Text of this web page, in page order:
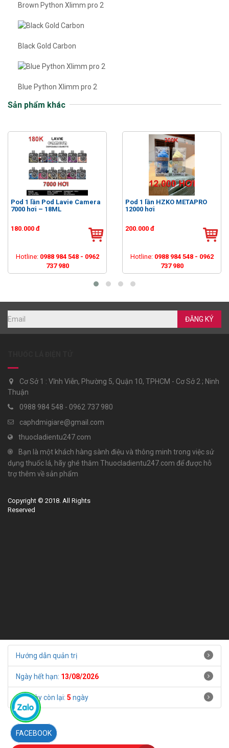
Brown Python Xlimm pro 2
Black Gold Carbon
Blue Python Xlimm pro 2
Sản phẩm khác
Pod 1 lần Pod Lavie Camera
7000 hơi – 18ML
180.000 đ
Hotline: 0988 984 548 - 0962
737 980
Pod 1 lần HZKO METAPRO
12000 hơi
200.000 đ
Hotline: 0988 984 548 - 0962
737 980
ĐĂNG KÝ
Cơ Sở 1 : Vĩnh Viễn, Phường 5, Quận 10, TPHCM - Cơ Sở 2 ; Ninh
Thuận
0988 984 548 - 0962 737 980
caphdmigiare@gmail.com
thuocladientu247.com
Bạn là một khách hàng sành điệu và thông minh trong việc sử
dụng thuốc lá, hãy ghé thăm Thuocladientu247.com để được hỗ
trợ thêm về sản phẩm
Copyright © 2018. All Rights
Reserved
Hướng dẫn quản trị
Ngày hết hạn: 13/08/2026
Số ngày còn lại: 5 ngày
FACEBOOK